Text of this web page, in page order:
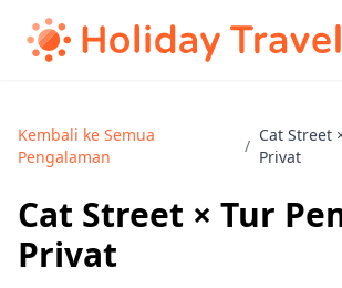
Kembali ke Semua
Pengalaman
/
Cat Street
Privat
Cat Street × Tur
Privat